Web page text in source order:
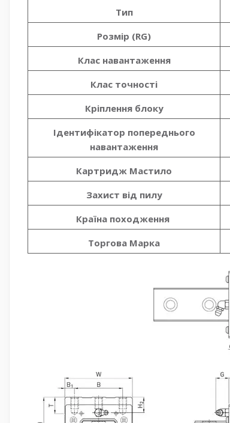
Тип
Розмір (RG)
Клас навантаження
Клас точності
Кріплення блоку
Ідентифікатор попереднього
навантаження
Картридж Мастило
Захист від пилу
Країна походження
Торгова Марка